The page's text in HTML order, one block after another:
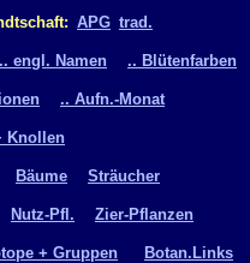
APG trad.
.. engl. Namen .. Blütenfarben
.. Aufn.-Monat
Knollen
Bäume Sträucher
Nutz-Pfl. Zier-Pflanzen
+ Gruppen Botan.Links